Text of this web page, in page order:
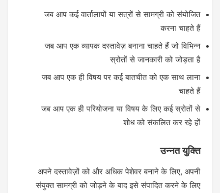
जब आप कई वार्तालापों या सत्रों से सामग्री को संयोजित
करना चाहते हैं
जब आप एक व्यापक दस्तावेज़ बनाना चाहते हैं जो विभिन्न
स्रोतों से जानकारी को जोड़ता है
जब आप एक ही विषय पर कई बातचीत को एक साथ लाना
चाहते हैं
जब आप एक ही परियोजना या विषय के लिए कई स्रोतों से
शोध को संकलित कर रहे हों
उन्नत युक्ति
अपने दस्तावेज़ों को और अधिक पेशेवर बनाने के लिए, अपनी
संयुक्त सामग्री को जोड़ने के बाद इसे संपादित करने के लिए